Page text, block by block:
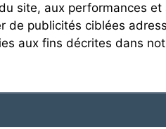
site, aux performances et
de publicités ciblées
aux fins décrites dans